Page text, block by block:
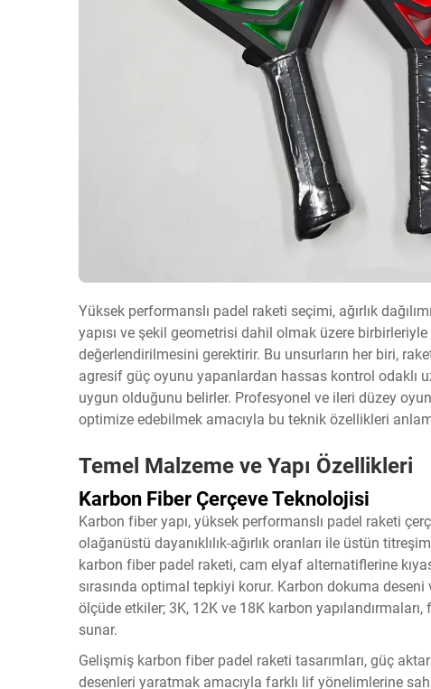
Yüksek performanslı padel raketi seçimi, ağırlık
yapısı ve şekil geometrisi dahil olmak üzere
değerlendirilmesini gerektirir. Bu unsurların her biri,
agresif güç oyunu yapanlardan hassas kontrol odaklı
uygun olduğunu belirler. Profesyonel ve ileri düzey
optimize edebilmek amacıyla bu teknik özellikleri
Temel Malzeme ve Yapı Özellikleri
Karbon Fiber Çerçeve Teknolojisi
Karbon fiber yapı, yüksek performanslı padel raketi
olağanüstü dayanıklılık-ağırlık oranları ile üstün
karbon fiber padel raketi, cam elyaf alternatiflerine
sırasında optimal tepkiyi korur. Karbon dokuma
ölçüde etkiler; 3K, 12K ve 18K karbon
sunar.
Gelişmiş karbon fiber padel raketi tasarımları, güç
desenleri yaratmak amacıyla farklı lif yönelimlerine